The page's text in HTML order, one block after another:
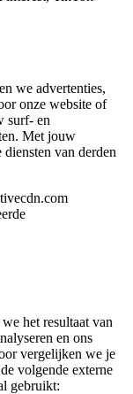
we advertenties,
onze website of
surf- en
Met jouw
van derden
het resultaat van
en ons
vergelijken we je
volgende externe
gebruikt: